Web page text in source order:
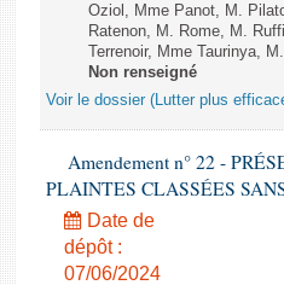
Oziol, Mme Panot, M.
Ratenon, M. Rome, M.
Terrenoir, Mme Taurinya,
Non renseigné
Voir le dossier (Lutter plus
Amendement n° 22 -
PLAINTES CLASSÉES
Date de
dépôt :
07/06/2024